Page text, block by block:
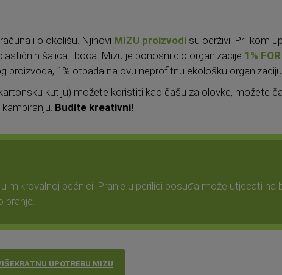
i o okolišu. Njihovi MIZU proizvodi su održivi. Prilikom
šalica i boca. Mizu je ponosni dio organizacije 1%
proizvoda, 1% otpada na ovu neprofitnu ekološku organizaciju.
kutiju) možete koristiti kao čašu za olovke, možete
Budite kreativni!
mikrovalnoj pećnici. Pranje u perilici posuđa može utjecati na
pranje.
UPOTREBU MIZU